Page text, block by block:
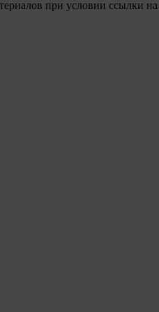
при условии ссылки